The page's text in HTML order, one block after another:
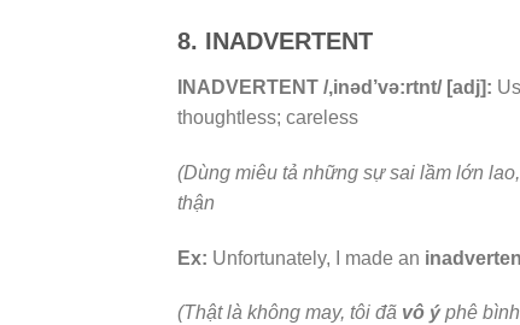
8. INADVERTENT
INADVERTENT /,inəd’və:rtnt/ [adj]:
thoughtless; careless
(Dùng miêu tả những sự sai lầm lớn
thận
Ex: Unfortunately, I made an
(Thật là không may, tôi đã vô ýphê bình